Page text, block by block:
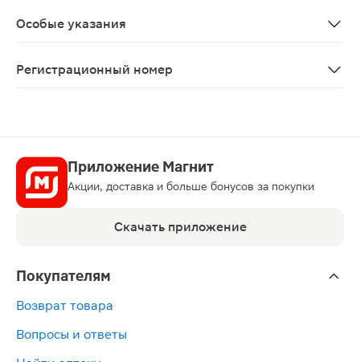
Особые указания
Регистрационный номер
Приложение Магнит
Акции, доставка и больше бонусов за покупки
Скачать приложение
Покупателям
Возврат товара
Вопросы и ответы